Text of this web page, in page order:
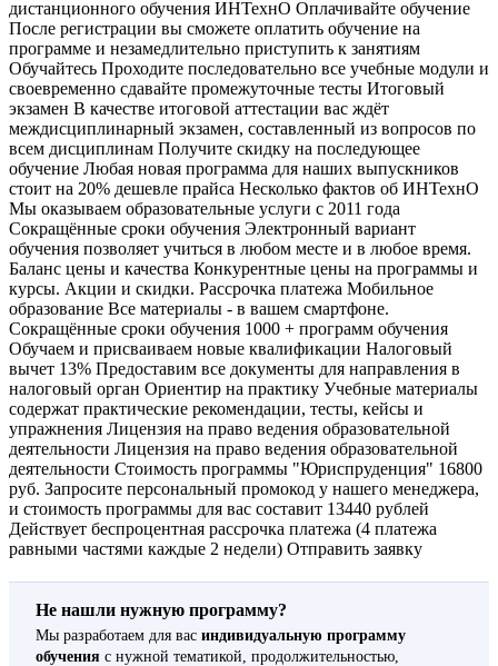
Не нашли нужную программу?
Мы разработаем для вас индивидуальную программу
обучения с нужной тематикой, продолжительностью,